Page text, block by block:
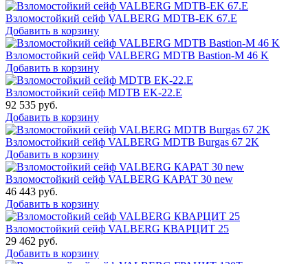
Взломостойкий сейф VALBERG MDTB-EK 67.E
Добавить в корзину
Взломостойкий сейф VALBERG MDTB Bastion-M 46 K
Добавить в корзину
Взломостойкий сейф MDTB EK-22.E
92 535 руб.
Добавить в корзину
Взломостойкий сейф VALBERG MDTB Burgas 67 2K
Добавить в корзину
Взломостойкий сейф VALBERG КАРАТ 30 new
46 443 руб.
Добавить в корзину
Взломостойкий сейф VALBERG КВАРЦИТ 25
29 462 руб.
Добавить в корзину